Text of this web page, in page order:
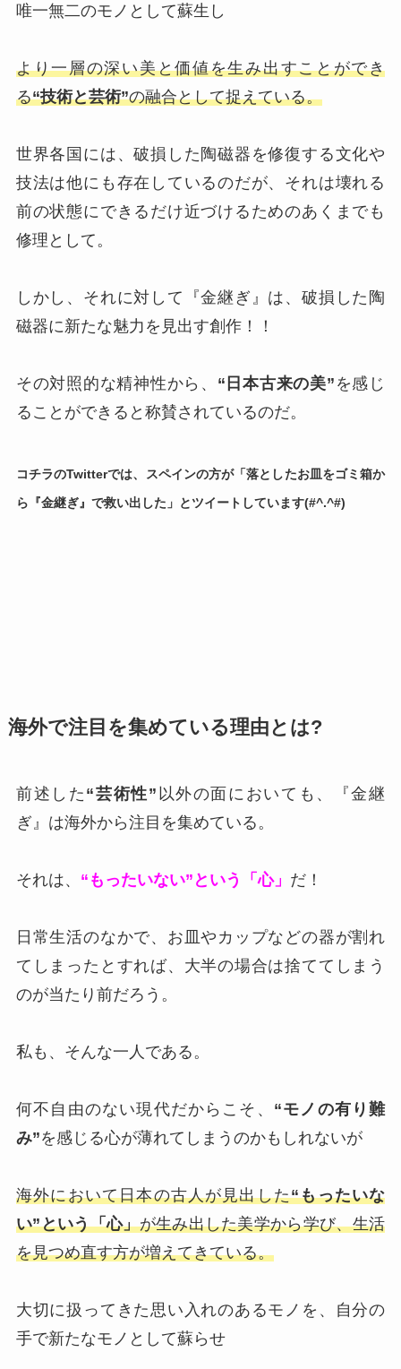
唯一無二のモノとして蘇生し
より一層の深い美と価値を生み出すことができ
る“技術と芸術”の融合として捉えている。
世界各国には、破損した陶磁器を修復する文化や
技法は他にも存在しているのだが、それは壊れる
前の状態にできるだけ近づけるためのあくまでも
修理として。
しかし、それに対して『金継ぎ』は、破損した陶
磁器に新たな魅力を見出す創作！！
その対照的な精神性から、 “日本古来の美” を感じ
ることができると称賛されているのだ。
コチラのTwitterでは、スペインの方が「落としたお皿をゴミ箱か
ら『金継ぎ』で救い出した」とツイートしています(#^.^#)
海外で注目を集めている理由とは?
前述した “芸術性” 以外の面においても、『金継
ぎ』は海外から注目を集めている。
それは、 “もったいない”という「心」 だ！
日常生活のなかで、お皿やカップなどの器が割れ
てしまったとすれば、大半の場合は捨ててしまう
のが当たり前だろう。
私も、そんな一人である。
何不自由のない現代だからこそ、 “モノの有り難
み”を感じる心が薄れてしまうのかもしれないが
海外において日本の古人が見出した“もったいな
い”という「心」が生み出した美学から学び、生活
を見つめ直す方が増えてきている。
大切に扱ってきた思い入れのあるモノを、自分の
手で新たなモノとして蘇らせ